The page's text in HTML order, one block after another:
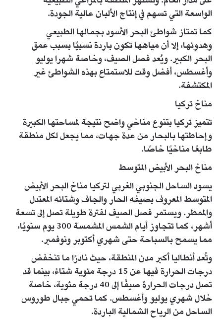
الواسعة التي تسهم في إنتاج الألبان عالية الجودة.
كما تمتاز شواطئ البحر الأسود بجمالها الطبيعي
وهدوئها، إلا أن مياهها تكون باردة نسبيًا بسبب عمق
البحر الكبير. ويُعد فصل الصيف، وخاصة شهرا يوليو
وأغسطس، أفضل وقت للاستمتاع بهذه الشواطئ غير
المكتشفة.
مناخ تركيا
تتميز تركيا بتنوع مناخي واضح نتيجة لمساحتها الكبيرة
وإحاطتها بالبحار من عدة جهات، مما يجعل لكل منطقة
طابعًا مناخيًا خاصًا.
مناخ البحر الأبيض المتوسط
يسود الساحل الجنوبي الغربي لتركيا مناخ البحر الأبيض
المتوسط المعروف بصيفه الحار والجاف وشتائه المعتدل
والممطر. ويستمر فصل الصيف لفترة طويلة تصل إلى تسعة
أشهر، كما تتجاوز أيام الشمس المشمسة 300 يوم سنويًا،
مما يسمح بالسباحة حتى شهري أكتوبر ونوفمبر.
وتُعد أنطاليا أكبر مدن المنطقة، حيث نادرًا ما تنخفض
درجات الحرارة فيها عن 15 درجة مئوية شتاءً، بينما قد
تصل درجات الحرارة صيفًا إلى 40 درجة مئوية، خاصة
خلال شهري يوليو وأغسطس. كما تحمي جبال طوروس
الساحل من الرياح الشمالية الباردة.